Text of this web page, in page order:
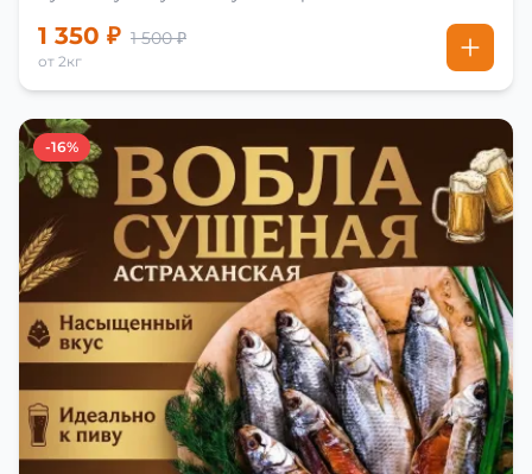
1 350 ₽ 1 500 ₽
от 2кг
-16%